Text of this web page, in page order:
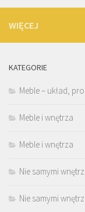
WIĘCEJ
KATEGORIE
Meble – układ,
Meble i wnętrza
Meble i wnętrza
Nie samymi
Nie samymi